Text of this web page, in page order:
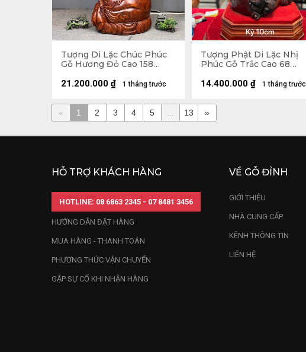
Tượng Di Lặc Chúc Phúc
Gỗ Hương Đỏ Cao 158
1 tháng trước
21.200.000 ₫
Tượng Phật Di Lặc Nhị
Phúc Gỗ Trắc Cao 68
1 tháng trước
14.400.000 ₫
« 1 2 3 4 5 13 »
HỖ TRỢ KHÁCH HÀNG
HOTLINE: 08 6863 2345 - 07 8481 3456
HƯỚNG DẪN ĐẶT HÀNG
MUA HÀNG - THANH TOÁN
PHƯƠNG THỨC VẬN CHUYỂN
GẶP SỰ CỐ KHI NHẬN HÀNG
VỀ GỖ ĐỈNH
GIỚI THIỆU
NHÀ CUNG CẤP
KÊNH THÔNG TIN
LIÊN HỆ